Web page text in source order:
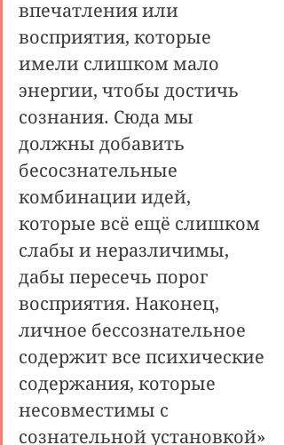
впечатления или
восприятия, которые
имели слишком мало
энергии, чтобы достичь
сознания. Сюда мы
должны добавить
бесосзнательные
комбинации идей,
которые всё ещё слишком
слабы и неразличимы,
дабы пересечь порог
восприятия. Наконец,
личное бессознательное
содержит все психические
содержания, которые
несовместимы с
сознательной установкой»